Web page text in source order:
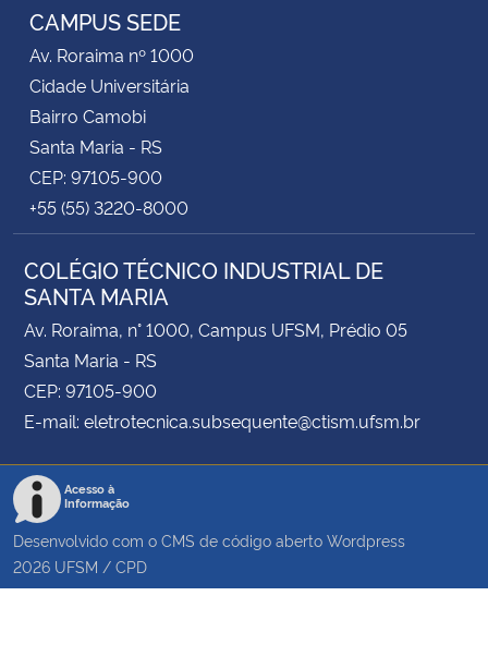
CAMPUS SEDE
Av. Roraima nº 1000
Cidade Universitária
Bairro Camobi
Santa Maria - RS
CEP: 97105-900
+55 (55) 3220-8000
COLÉGIO TÉCNICO INDUSTRIAL DE
SANTA MARIA
Av. Roraima, n° 1000, Campus UFSM, Prédio 05
Santa Maria - RS
CEP: 97105-900
E-mail: eletrotecnica.subsequente@ctism.ufsm.br
Acesso à
Informação
Desenvolvido com o CMS de código aberto Wordpress
2026 UFSM / CPD